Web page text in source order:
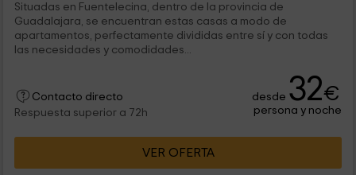
Situadas en Fuentelecina, dentro de la provincia de
Guadalajara, se encuentran estas casas a modo de
apartamentos, perfectamente divididas entre sí y con todas
las necesidades y comodidades...
Contacto directo
Respuesta superior a 72h
desde 32€
persona y noche
VER OFERTA